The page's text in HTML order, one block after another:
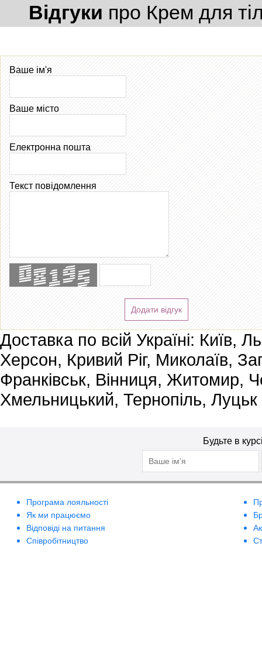
Відгуки про Крем для
Ваше ім'я
Ваше місто
Електронна пошта
Текст повідомлення
Додати відгук
Доставка по всій Україні: Київ,
Херсон, Кривий Ріг, Миколаїв,
Франківськ, Вінниця, Житомир,
Хмельницький, Тернопіль, Луцьк
Будьте в
Програма лояльності
Як ми працюємо
Відповіді на питання
Співробітництво